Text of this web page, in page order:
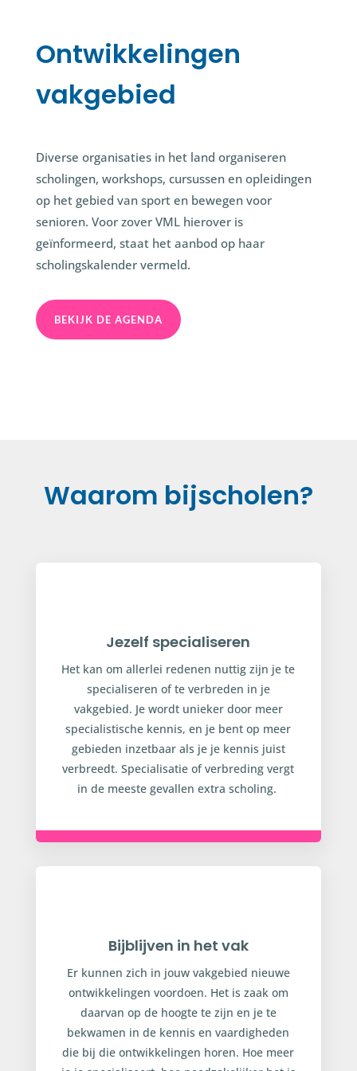
Ontwikkelingen
vakgebied
Diverse organisaties in het land organiseren
scholingen, workshops, cursussen en opleidingen
op het gebied van sport en bewegen voor
senioren. Voor zover VML hierover is
geïnformeerd, staat het aanbod op haar
scholingskalender vermeld.
BEKIJK DE AGENDA
Waarom bijscholen?
Jezelf specialiseren
Het kan om allerlei redenen nuttig zijn je te
specialiseren of te verbreden in je
vakgebied. Je wordt unieker door meer
specialistische kennis, en je bent op meer
gebieden inzetbaar als je je kennis juist
verbreedt. Specialisatie of verbreding vergt
in de meeste gevallen extra scholing.
Bijblijven in het vak
Er kunnen zich in jouw vakgebied nieuwe
ontwikkelingen voordoen. Het is zaak om
daarvan op de hoogte te zijn en je te
bekwamen in de kennis en vaardigheden
die bij die ontwikkelingen horen. Hoe meer